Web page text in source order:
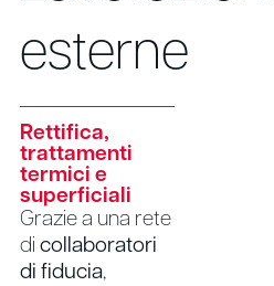
esterne
Rettifica,
trattamenti
termici e
superficiali
Grazie a una rete
di collaboratori
di fiducia,